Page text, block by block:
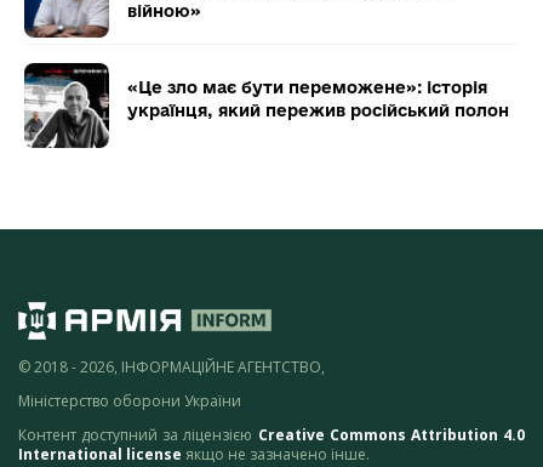
війною»
«Це зло має бути переможене»: історія
українця, який пережив російський полон
© 2018 - 2026, ІНФОРМАЦІЙНЕ АГЕНТСТВО,
Міністерство оборони України
Контент доступний за ліцензією Creative Commons Attribution 4.0
International license якщо не зазначено інше.